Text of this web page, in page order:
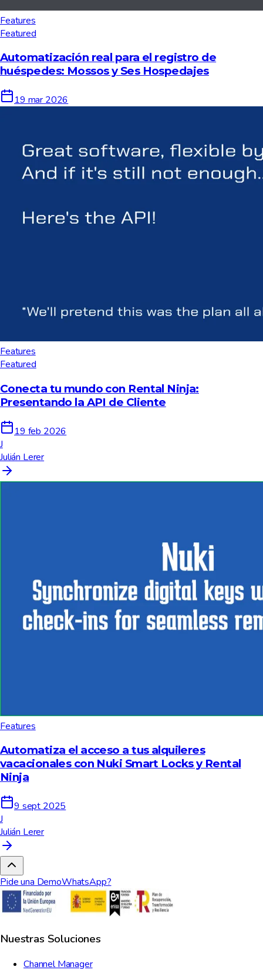
Features
Featured
Automatización real para el registro de
huéspedes: Mossos y Ses Hospedajes
19 mar 2026
Features
Featured
Conecta tu mundo con Rental Ninja:
Presentando la API de Cliente
19 feb 2026
J
Julián Lerer
Features
Automatiza el acceso a tus alquileres
vacacionales con Nuki Smart Locks y Rental
Ninja
9 sept 2025
J
Julián Lerer
Pide una DemoWhatsApp?
Nuestras Soluciones
Channel Manager